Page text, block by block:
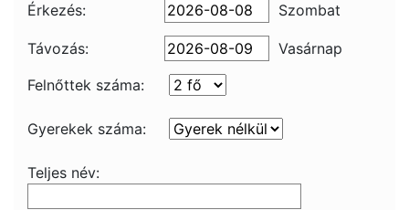
Érkezés: Szombat
Távozás:
Vasárnap
Felnőttek száma:
Gyerekek száma:
Teljes név: